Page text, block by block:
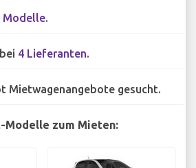
Modelle.
4 Lieferanten.
Mietwagenangebote gesucht.
Modelle zum Mieten: